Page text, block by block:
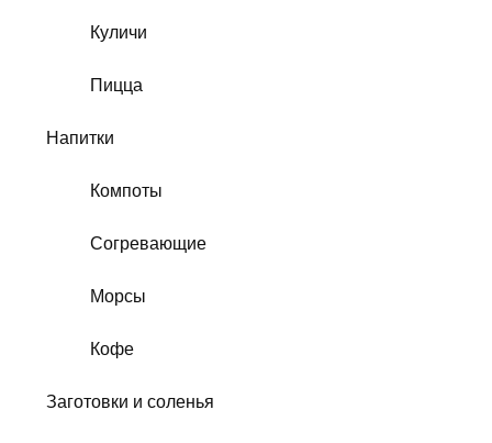
Куличи
Пицца
Напитки
Компоты
Согревающие
Морсы
Кофе
Заготовки и соленья